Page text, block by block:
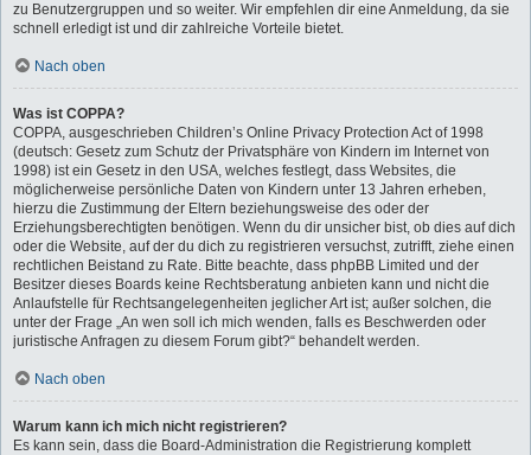
zu Benutzergruppen und so weiter. Wir empfehlen dir eine Anmeldung, da sie
schnell erledigt ist und dir zahlreiche Vorteile bietet.
Nach oben
Was ist COPPA?
COPPA, ausgeschrieben Children’s Online Privacy Protection Act of 1998
(deutsch: Gesetz zum Schutz der Privatsphäre von Kindern im Internet von
1998) ist ein Gesetz in den USA, welches festlegt, dass Websites, die
möglicherweise persönliche Daten von Kindern unter 13 Jahren erheben,
hierzu die Zustimmung der Eltern beziehungsweise des oder der
Erziehungsberechtigten benötigen. Wenn du dir unsicher bist, ob dies auf dich
oder die Website, auf der du dich zu registrieren versuchst, zutrifft, ziehe einen
rechtlichen Beistand zu Rate. Bitte beachte, dass phpBB Limited und der
Besitzer dieses Boards keine Rechtsberatung anbieten kann und nicht die
Anlaufstelle für Rechtsangelegenheiten jeglicher Art ist; außer solchen, die
unter der Frage „An wen soll ich mich wenden, falls es Beschwerden oder
juristische Anfragen zu diesem Forum gibt?“ behandelt werden.
Nach oben
Warum kann ich mich nicht registrieren?
Es kann sein, dass die Board-Administration die Registrierung komplett